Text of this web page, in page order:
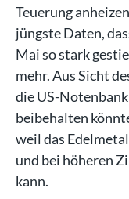
Teuerung
jüngste Daten,
Mai so stark
mehr. Aus Sicht
die US-
beibehalten
weil das
und bei höheren
kann.